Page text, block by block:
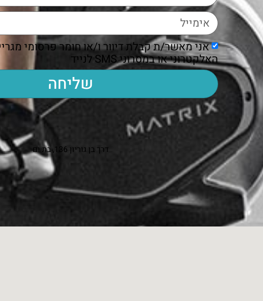
אני מאשר/ת קבלת דיוור ו/או חומר פרסומי
האלקטרוני או במסרוני SMS לנייד
שליחה
דרך בן גוריון 136, בת ים